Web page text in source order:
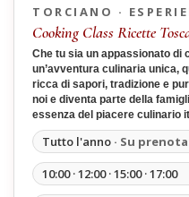
TORCIANO ·
Cooking Class Ricette
Che tu sia un appassionato di
un’avventura culinaria unica,
ricca di sapori, tradizione e
noi e diventa parte della
essenza del piacere culinario
Tutto l'anno · Su
10:00 · 12:00 · 15:00 · 17:00